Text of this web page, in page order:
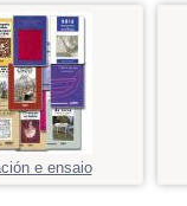
e ensaio